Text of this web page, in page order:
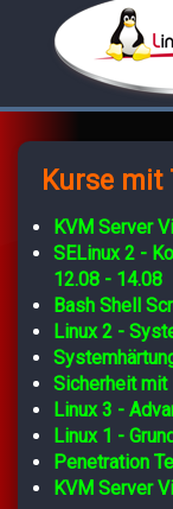
Kurse
KVM Server
SELinux 2 -
12.08 - 14.08
Bash Shell
Linux 2 -
Sicherheit mit
Linux 3 -
Linux 1 -
Penetration
KVM Server